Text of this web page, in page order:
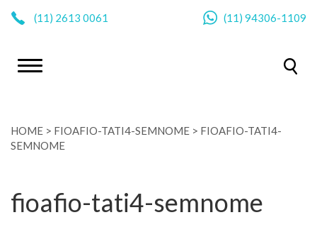
(11) 2613 0061 (11) 94306-1109
HOME > FIOAFIO-TATI4-SEMNOME > FIOAFIO-TATI4-
SEMNOME
fioafio-tati4-semnome